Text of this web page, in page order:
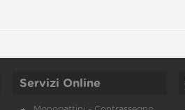
Servizi Online